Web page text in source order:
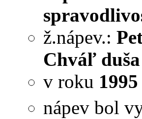
ž.nápev.:
Chváľ
v roku 1995
nápev bol